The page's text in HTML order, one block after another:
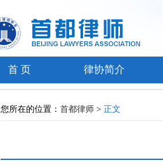
首 页 律协简介
您所在的位置： 首都律师 > 正文